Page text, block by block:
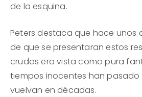
de la esquina.
Peters destaca que hace unos
de que se presentaran estos
crudos era vista como pura
tiempos inocentes han pasado
vuelvan en décadas.